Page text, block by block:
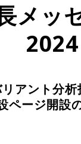
メッ
2024
アント分
ページ開設